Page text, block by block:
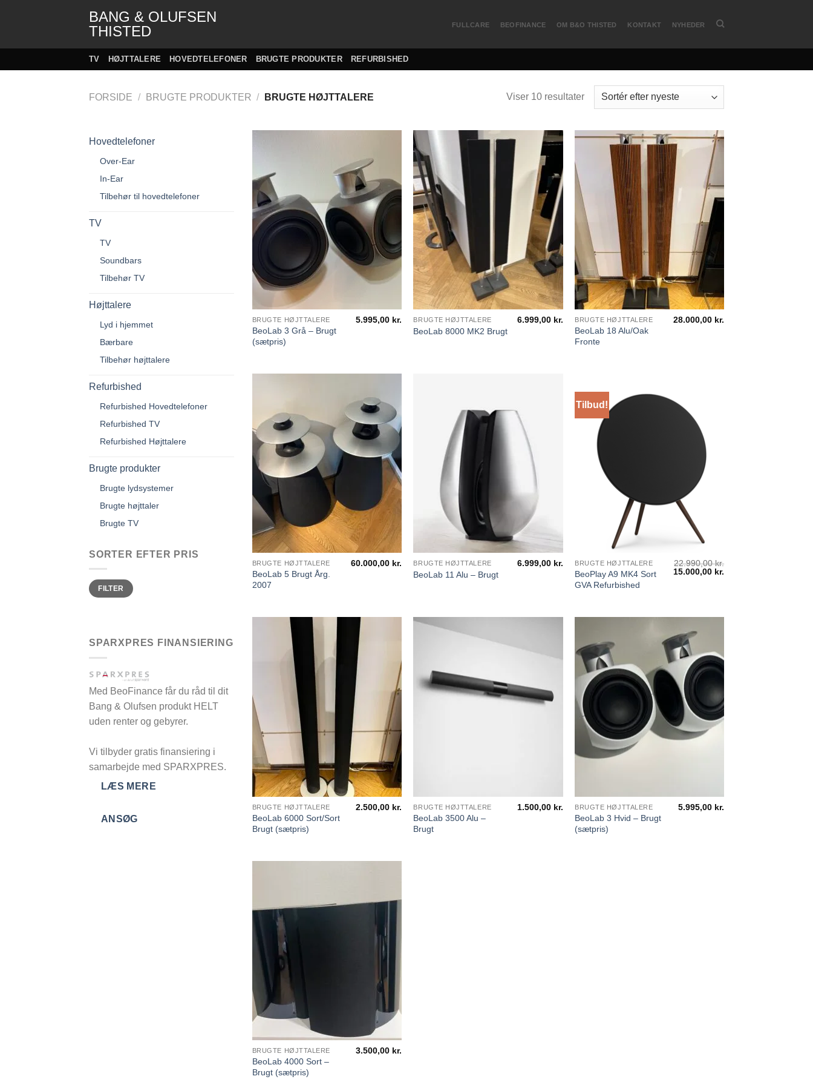
BANG & OLUFSEN
THISTED
FULLCARE BEOFINANCE OM B&O THISTED KONTAKT NYHEDER
TV HØJTTALERE HOVEDTELEFONER BRUGTE PRODUKTER REFURBISHED
FORSIDE / BRUGTE PRODUKTER / BRUGTE HØJTTALERE Viser 10 resultaterSorteret
efter
Hovedtelefoner
Over-Ear
In-Ear
Tilbehør til hovedtelefoner
TV
TV
Soundbars
Tilbehør TV
Højttalere
Lyd i hjemmet
Bærbare
Tilbehør højttalere
Refurbished
Refurbished Hovedtelefoner
Refurbished TV
Refurbished Højttalere
Brugte produkter
Brugte lydsystemer
Brugte højttaler
Brugte TV
SORTER EFTER PRIS
Mindste
pris
Højeste
prisFILTER
SPARXPRES FINANSIERING
Med BeoFinance får du råd til dit
Bang & Olufsen produkt HELT
uden renter og gebyrer.
Vi tilbyder gratis finansiering i
samarbejde med SPARXPRES.
LÆS MERE
ANSØG
BRUGTE HØJTTALERE
BeoLab 3 Grå – Brugt
(sætpris)
5.995,00 kr. BRUGTE HØJTTALERE
BeoLab 8000 MK2 Brugt
6.999,00 kr. BRUGTE HØJTTALERE
BeoLab 18 Alu/Oak
Fronte
28.000,00 kr.
BRUGTE HØJTTALERE
BeoLab 5 Brugt Årg.
2007
60.000,00 kr. BRUGTE HØJTTALERE
BeoLab 11 Alu – Brugt
6.999,00 kr.
Tilbud!
BRUGTE HØJTTALERE
BeoPlay A9 MK4 Sort
GVA Refurbished
22.990,00kr.
Den
15.000,00 kr.
BRUGTE HØJTTALERE
BeoLab 6000 Sort/Sort
Brugt (sætpris)
2.500,00 kr. BRUGTE HØJTTALERE
BeoLab 3500 Alu –
Brugt
1.500,00 kr. BRUGTE HØJTTALERE
BeoLab 3 Hvid – Brugt
(sætpris)
5.995,00 kr.
BRUGTE HØJTTALERE
BeoLab 4000 Sort –
Brugt (sætpris)
3.500,00 kr.